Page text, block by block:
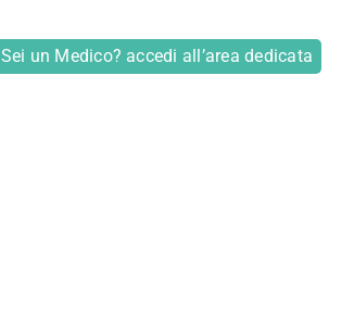
Sei un Medico? accedi all’area dedicata